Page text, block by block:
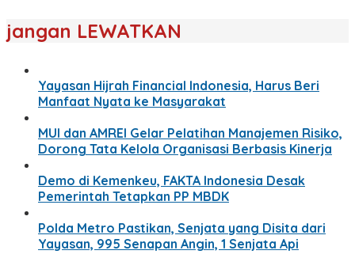
jangan LEWATKAN
Yayasan Hijrah Financial Indonesia, Harus Beri
Manfaat Nyata ke Masyarakat
MUI dan AMREI Gelar Pelatihan Manajemen Risiko,
Dorong Tata Kelola Organisasi Berbasis Kinerja
Demo di Kemenkeu, FAKTA Indonesia Desak
Pemerintah Tetapkan PP MBDK
Polda Metro Pastikan, Senjata yang Disita dari
Yayasan, 995 Senapan Angin, 1 Senjata Api